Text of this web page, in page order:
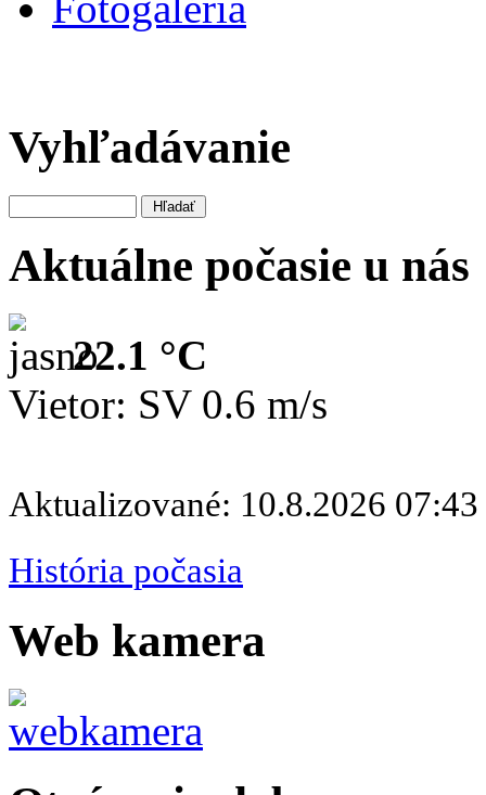
Vyhľadávanie
Aktuálne počasie u nás
22.1 °C
Vietor: SV 0.6 m/s
Aktualizované: 10.8.2026 07:43
História počasia
Web kamera